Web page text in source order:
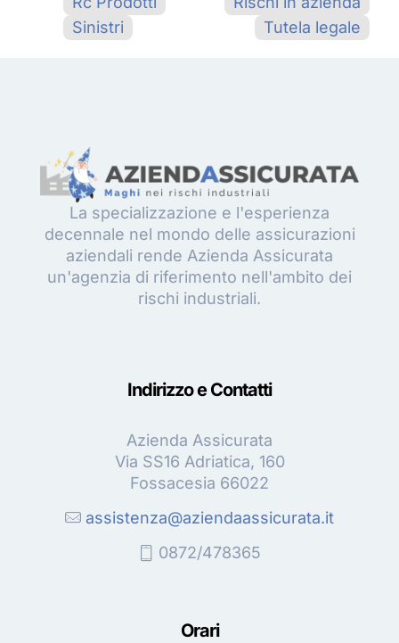
Sinistri
Tutela legale
La specializzazione e l'esperienza
decennale nel mondo delle assicurazioni
aziendali rende Azienda Assicurata
un'agenzia di riferimento nell'ambito dei
rischi industriali.
Indirizzo e Contatti
Azienda Assicurata
Via SS16 Adriatica, 160
Fossacesia 66022
assistenza@aziendaassicurata.it
0872/478365
Orari